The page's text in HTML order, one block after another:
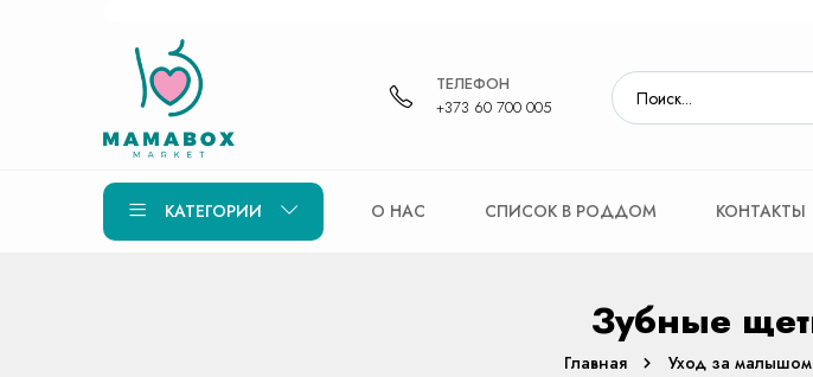
ТЕЛЕФОН
+373 60 700 005
КАТЕГОРИИ О НАС СПИСОК В РОДДОМ КОНТАКТЫ
Зубные
Главная Уход за малышом